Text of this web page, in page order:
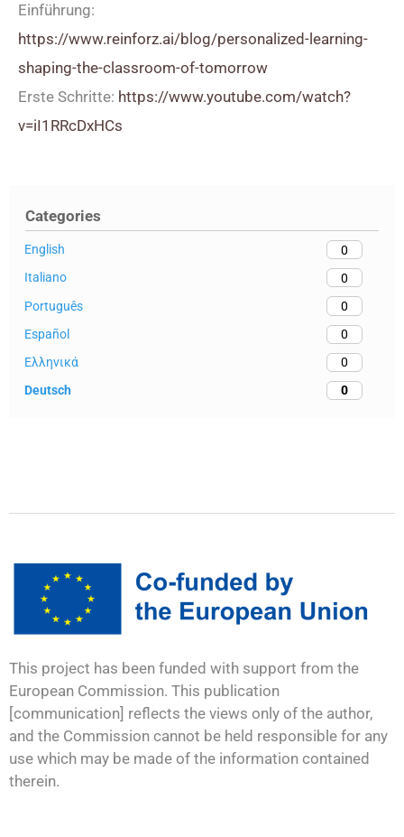
Categories
English
0
Italiano
0
Português
0
Español
0
Ελληνικά
0
Deutsch
0
Einführung:
https://www.reinforz.ai/blog/personalized-learning-
shaping-the-classroom-of-tomorrow
Erste Schritte: https://www.youtube.com/watch?
v=iI1RRcDxHCs
This project has been funded with support from the
European Commission. This publication
[communication] reflects the views only of the author,
and the Commission cannot be held responsible for any
use which may be made of the information contained
therein.